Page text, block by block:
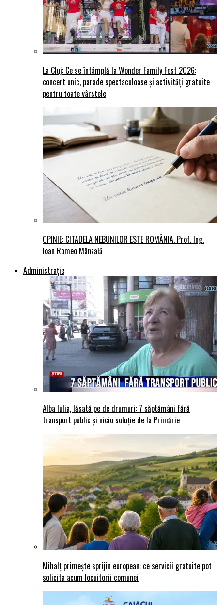
La Cluj: Ce se întâmplă la Wonder Family Fest 2026:
concert unic, parade spectaculoase și activități gratuite
pentru toate vârstele
OPINIE: CITADELA NEBUNILOR ESTE ROMÂNIA. Prof. Ing.
Ioan Romeo Mânzală
Administraţie
Alba Iulia, lăsată pe de drumuri: 7 săptămâni fără
transport public și nicio soluție de la Primărie
Mihalț primește sprijin european: ce servicii gratuite pot
solicita acum locuitorii comunei